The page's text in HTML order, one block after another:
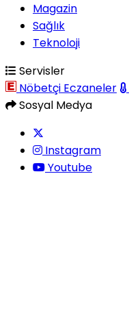
Magazin
Sağlık
Teknoloji
Servisler
Nöbetçi Eczaneler
Sosyal Medya
Instagram
Youtube